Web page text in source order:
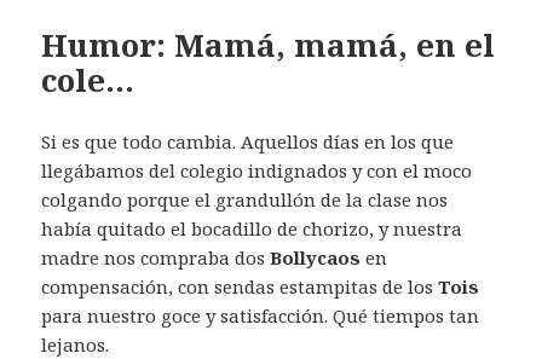
Humor: Mamá, mamá, en el
cole…
Si es que todo cambia. Aquellos días en los que
llegábamos del colegio indignados y con el moco
colgando porque el grandullón de la clase nos
había quitado el bocadillo de chorizo, y nuestra
madre nos compraba dosBollycaos en
compensación, con sendas estampitas de losTois
para nuestro goce y satisfacción. Qué tiempos tan
lejanos.